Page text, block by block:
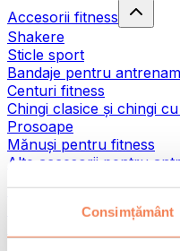
Consimțământ
Accesorii fitness
Shakere
Sticle sport
Bandaje pentru
Centuri fitness
Chingi clasice și chingi
Prosoape
Mănuși pentru fitness
Alte accesorii pentru
Ajutoare pentru
Pistoale de masaj